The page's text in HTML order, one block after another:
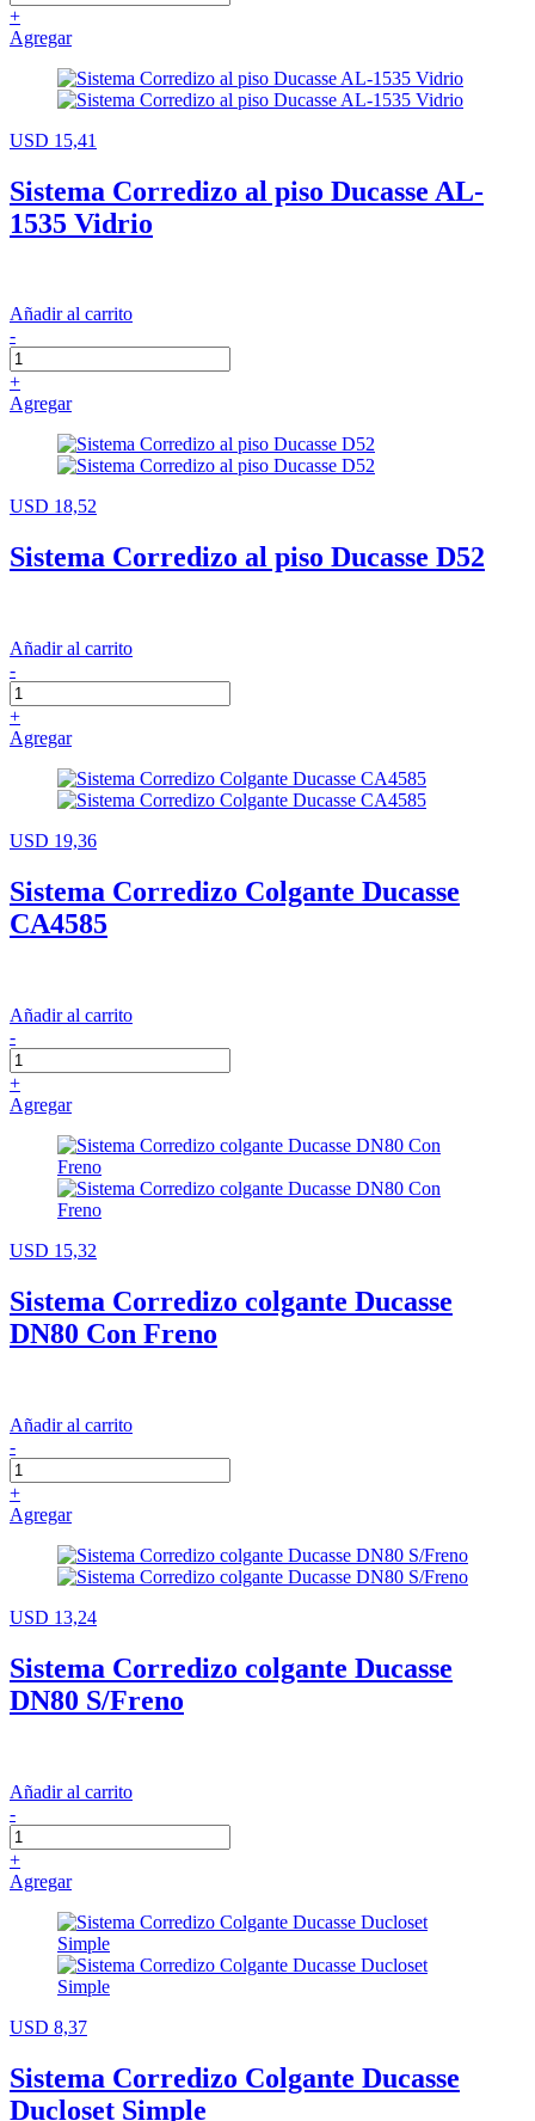
+
Agregar
USD 15,41
Sistema Corredizo al piso Ducasse AL-
1535 Vidrio
Añadir al carrito
-
+
Agregar
USD 18,52
Sistema Corredizo al piso Ducasse D52
Añadir al carrito
-
+
Agregar
USD 19,36
Sistema Corredizo Colgante Ducasse
CA4585
Añadir al carrito
-
+
Agregar
USD 15,32
Sistema Corredizo colgante Ducasse
DN80 Con Freno
Añadir al carrito
-
+
Agregar
USD 13,24
Sistema Corredizo colgante Ducasse
DN80 S/Freno
Añadir al carrito
-
+
Agregar
USD 8,37
Sistema Corredizo Colgante Ducasse
Ducloset Simple